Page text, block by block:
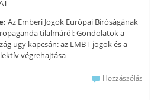
Az Emberi Jogok Európai Bíróságának
tilalmáról: Gondolatok a
ügy kapcsán: az LMBT-jogok és a
végrehajtása
Hozzászólás